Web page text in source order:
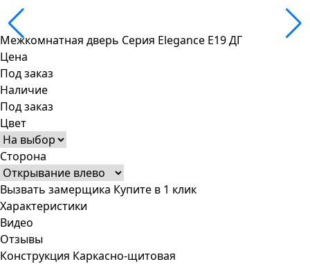
Межкомнатная дверь Серия Elegance E19 ДГ
Цена
Под заказ
Наличие
Под заказ
Цвет
Сторона
Вызвать замерщика Купите в 1 клик
Характеристики
Видео
Отзывы
Конструкция Каркасно-щитовая